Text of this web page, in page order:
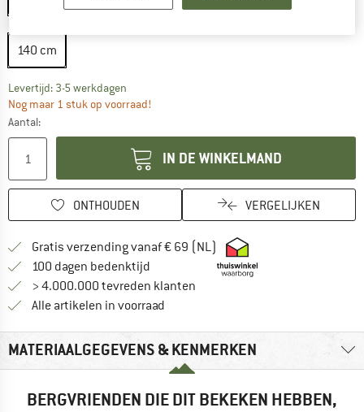
140 cm
Levertijd: 3-5 werkdagen
Nog maar 1 stuk op voorraad!
Aantal:
IN DE WINKELMAND
ONTHOUDEN VERGELIJKEN
Gratis verzending vanaf € 69 (NL) Vind hier de
100 dagen bedenktijd Vind de betalingsinformatie hier!
> 4.000.000 tevreden klanten
Alle artikelen in voorraad
MATERIAALGEGEVENS & KENMERKEN
BERGVRIENDEN DIE DIT BEKEKEN HEBBEN,